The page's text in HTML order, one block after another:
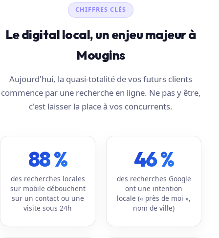
CHIFFRES CLÉS
Le digital local, un enjeu majeur à
Mougins
Aujourd'hui, la quasi-totalité de vos futurs clients
commence par une recherche en ligne. Ne pas y être,
c'est laisser la place à vos concurrents.
88 %
des recherches locales
sur mobile débouchent
sur un contact ou une
visite sous 24h
46 %
des recherches Google
ont une intention
locale (« près de moi »,
nom de ville)